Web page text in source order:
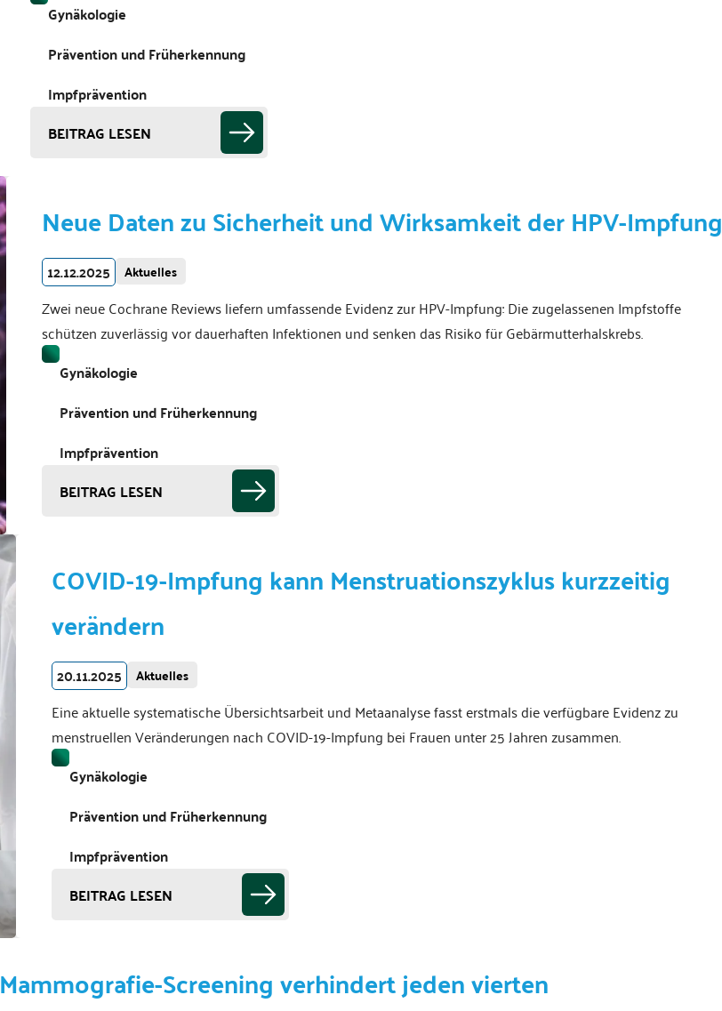
Gynäkologie
Prävention und Früherkennung
Impfprävention
BEITRAG LESEN
Neue Daten zu Sicherheit und Wirksamkeit der HPV-Impfung
12.12.2025 Aktuelles
Zwei neue Cochrane Reviews liefern umfassende Evidenz zur HPV-Impfung: Die zugelassenen Impfstoffe
schützen zuverlässig vor dauerhaften Infektionen und senken das Risiko für Gebärmutterhalskrebs.
Gynäkologie
Prävention und Früherkennung
Impfprävention
BEITRAG LESEN
COVID-19-Impfung kann Menstruationszyklus kurzzeitig
verändern
20.11.2025 Aktuelles
Eine aktuelle systematische Übersichtsarbeit und Metaanalyse fasst erstmals die verfügbare Evidenz zu
menstruellen Veränderungen nach COVID-19-Impfung bei Frauen unter 25 Jahren zusammen.
Gynäkologie
Prävention und Früherkennung
Impfprävention
BEITRAG LESEN
Mammografie-Screening verhindert jeden vierten